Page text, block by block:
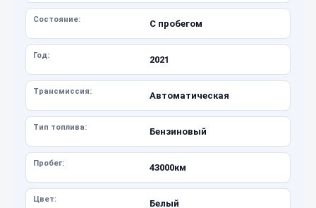
Состояние: С пробегом
Год: 2021
Трансмиссия: Автоматическая
Тип топлива: Бензиновый
Пробег: 43000км
Цвет: Белый